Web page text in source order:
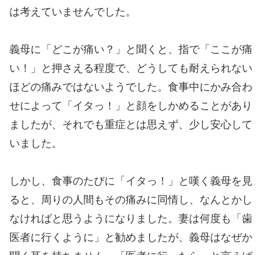
は考えていませんでした。
義母に「どこが痛い？」と聞くと、指で「ここが痛
い！」と押さえる程度で、どうしても耐えられない
ほどの痛みではないようでした。食事中にかみ合わ
せによって「イタっ！」と顔をしかめることがあり
ましたが、それでも重症とは思えず、少し安心して
いました。
しかし、食事のたびに「イタっ！」と嘆く義母を見
ると、周りの人間もその痛みに同情し、なんとかし
なければと思うようになりました。妻は何度も「歯
医者に行くように」と勧めましたが、義母はなぜか